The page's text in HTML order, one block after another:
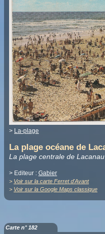
> La-plage
La plage océane de
La plage centrale de
> Editeur : Gabier
> Voir sur la carte Ferret d'Avant
> Voir sur la Google Maps classique
Carte n° 182